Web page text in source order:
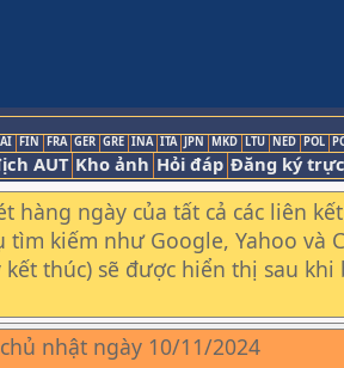
FIN FRA GER GRE INA ITA JPN MKD LTU NED POL
AUT Kho ảnh Hỏi đáp Đăng ký
hàng ngày của tất cả các liên
kiếm như Google, Yahoo và
thúc) sẽ được hiển thị sau
nhật ngày 10/11/2024